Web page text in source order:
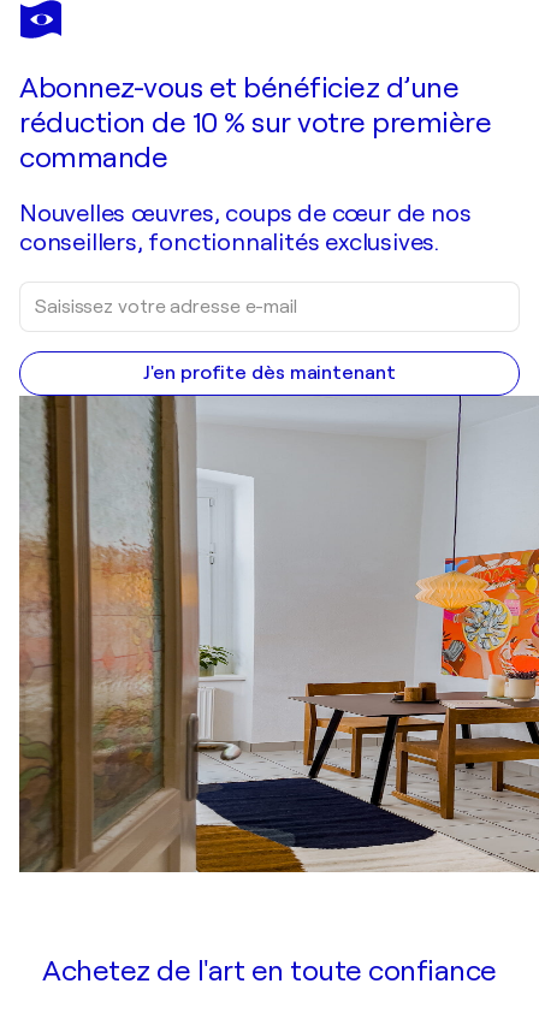
SOFIA BATTISTI
Pink house
Abonnez-vous et bénéficiez d’une
réduction de 10 % sur votre première
commande
Nouvelles œuvres, coups de cœur de nos
conseillers, fonctionnalités exclusives.
J'en profite dès maintenant
Achetez de l'art en toute confiance